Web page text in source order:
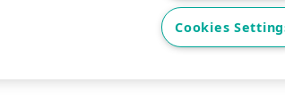
Condiciones de uso Politica
los derechos reservados - UCI
Cookies